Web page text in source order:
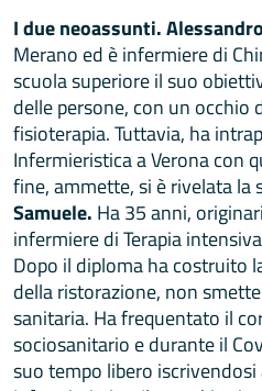
I due neoassunti.
Merano ed è infermiere di
scuola superiore il suo
delle persone, con un occhio
fisioterapia. Tuttavia, ha
Infermieristica a Verona con
fine, ammette, si è rivelata la
Samuele. Ha 35 anni,
infermiere di Terapia
Dopo il diploma ha costruito
della ristorazione, non
sanitaria. Ha frequentato il
sociosanitario e durante il
suo tempo libero